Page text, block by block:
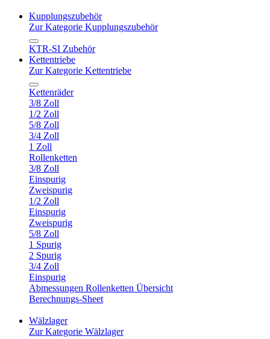
Kupplungszubehör
Zur Kategorie Kupplungszubehör
KTR-SI Zubehör
Kettentriebe
Zur Kategorie Kettentriebe
Kettenräder
3/8 Zoll
1/2 Zoll
5/8 Zoll
3/4 Zoll
1 Zoll
Rollenketten
3/8 Zoll
Einspurig
Zweispurig
1/2 Zoll
Einspurig
Zweispurig
5/8 Zoll
1 Spurig
2 Spurig
3/4 Zoll
Einspurig
Abmessungen Rollenketten Übersicht
Berechnungs-Sheet
Wälzlager
Zur Kategorie Wälzlager